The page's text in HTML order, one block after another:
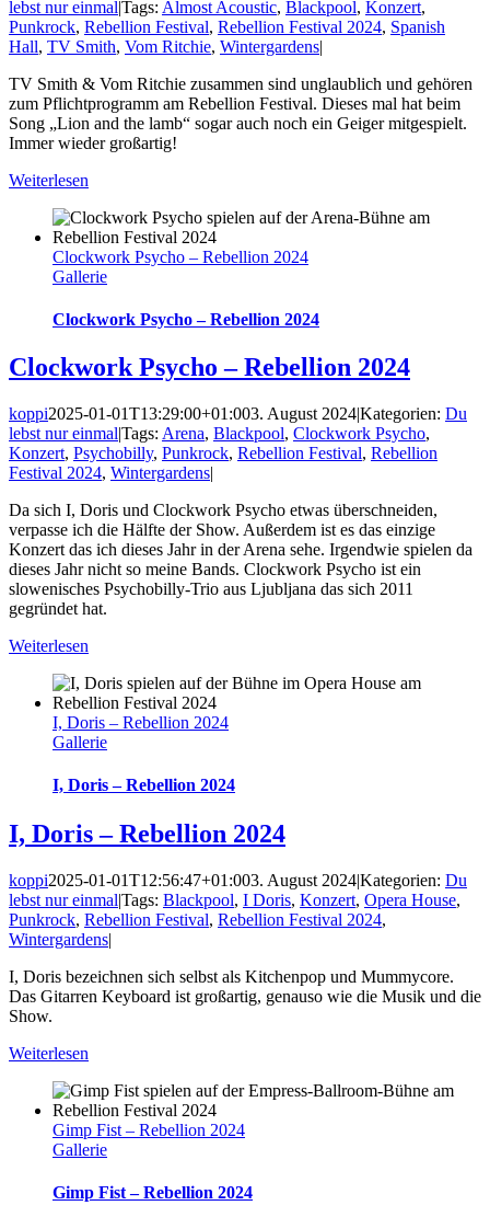
lebst nur einmal|Tags: Almost Acoustic, Blackpool, Konzert,
Punkrock, Rebellion Festival, Rebellion Festival 2024, Spanish
Hall, TV Smith, Vom Ritchie, Wintergardens|
TV Smith & Vom Ritchie zusammen sind unglaublich und gehören
zum Pflichtprogramm am Rebellion Festival. Dieses mal hat beim
Song „Lion and the lamb“ sogar auch noch ein Geiger mitgespielt.
Immer wieder großartig!
Weiterlesen
Clockwork Psycho – Rebellion 2024
Gallerie
Clockwork Psycho – Rebellion 2024
Clockwork Psycho – Rebellion 2024
koppi2025-01-01T13:29:00+01:003. August 2024|Kategorien: Du
lebst nur einmal|Tags: Arena, Blackpool, Clockwork Psycho,
Konzert, Psychobilly, Punkrock, Rebellion Festival, Rebellion
Festival 2024, Wintergardens|
Da sich I, Doris und Clockwork Psycho etwas überschneiden,
verpasse ich die Hälfte der Show. Außerdem ist es das einzige
Konzert das ich dieses Jahr in der Arena sehe. Irgendwie spielen da
dieses Jahr nicht so meine Bands. Clockwork Psycho ist ein
slowenisches Psychobilly-Trio aus Ljubljana das sich 2011
gegründet hat.
Weiterlesen
I, Doris – Rebellion 2024
Gallerie
I, Doris – Rebellion 2024
I, Doris – Rebellion 2024
koppi2025-01-01T12:56:47+01:003. August 2024|Kategorien: Du
lebst nur einmal|Tags: Blackpool, I Doris, Konzert, Opera House,
Punkrock, Rebellion Festival, Rebellion Festival 2024,
Wintergardens|
I, Doris bezeichnen sich selbst als Kitchenpop und Mummycore.
Das Gitarren Keyboard ist großartig, genauso wie die Musik und die
Show.
Weiterlesen
Gimp Fist – Rebellion 2024
Gallerie
Gimp Fist – Rebellion 2024